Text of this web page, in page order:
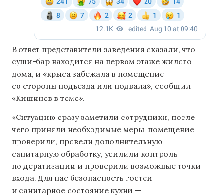
В ответ представители заведения сказали, что
суши-бар находится на первом этаже жилого
дома, и «крыса забежала в помещение
со стороны подъезда или подвала», сообщил
«Кишинев в теме».
«Ситуацию сразу заметили сотрудники, после
чего приняли необходимые меры: помещение
проверили, провели дополнительную
санитарную обработку, усилили контроль
по дератизации и проверили возможные точки
входа. Для нас безопасность гостей
и санитарное состояние кухни —